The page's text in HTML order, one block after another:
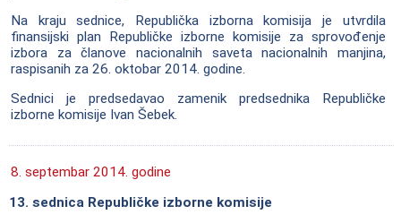
Na kraju sednice, Republička izborna komisija je utvrdila
finansijski plan Republičke izborne komisije za sprovođenje
izbora za članove nacionalnih saveta nacionalnih manjina,
raspisanih za 26. oktobar 2014. godine.
Sednici je predsedavao zamenik predsednika Republičke
izborne komisije Ivan Šebek.
8. septembar 2014. godine
13. sednica Republičke izborne komisije